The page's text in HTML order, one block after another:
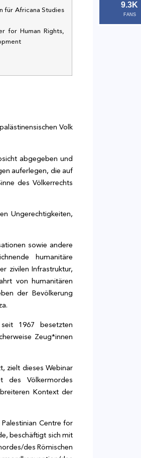
für Africana Studies
for Human Rights,
Volk
abgegeben und
auferlegen, die auf
des Völkerrechts
Ungerechtigkeiten,
sowie andere
humanitäre
zivilen Infrastruktur,
von humanitären
der Bevölkerung
1967 besetzten
Zeug*innen
zielt dieses Webinar
des Völkermordes
Kontext der
Centre for
beschäftigt sich mit
des Römischen
9.3K
FANS